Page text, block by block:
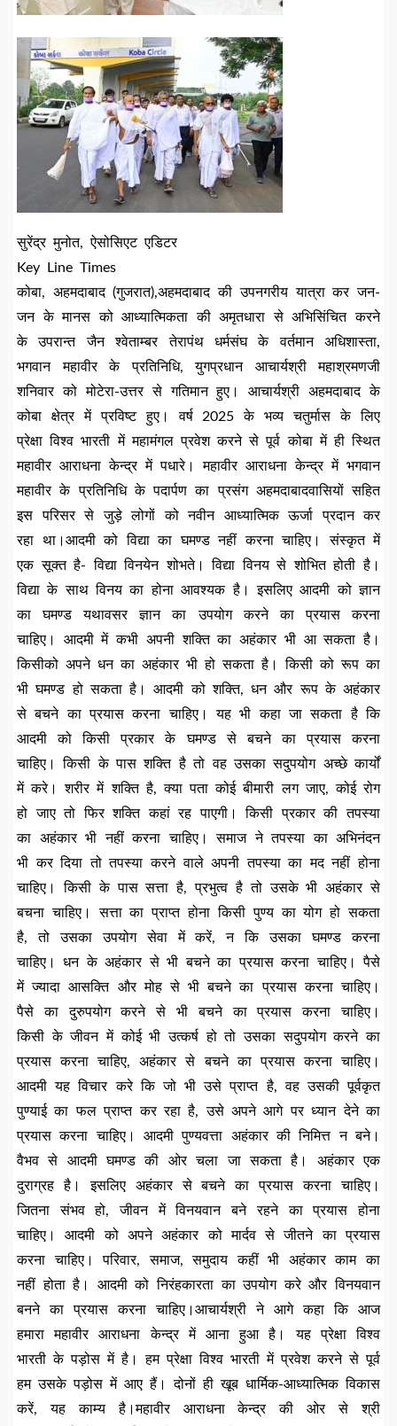
सुरेंद्र मुनोत, ऐसोसिएट एडिटर
Key Line Times
कोबा, अहमदाबाद (गुजरात),अहमदाबाद की उपनगरीय यात्रा कर जन-
जन के मानस को आध्यात्मिकता की अमृतधारा से अभिसिंचित करने
के उपरान्त जैन श्वेताम्बर तेरापंथ धर्मसंघ के वर्तमान अधिशास्ता,
भगवान महावीर के प्रतिनिधि, युगप्रधान आचार्यश्री महाश्रमणजी
शनिवार को मोटेरा-उत्तर से गतिमान हुए। आचार्यश्री अहमदाबाद के
कोबा क्षेत्र में प्रविष्ट हुए। वर्ष 2025 के भव्य चतुर्मास के लिए
प्रेक्षा विश्व भारती में महामंगल प्रवेश करने से पूर्व कोबा में ही स्थित
महावीर आराधना केन्द्र में पधारे। महावीर आराधना केन्द्र में भगवान
महावीर के प्रतिनिधि के पदार्पण का प्रसंग अहमदाबादवासियों सहित
इस परिसर से जुड़े लोगों को नवीन आध्यात्मिक ऊर्जा प्रदान कर
रहा था।आदमी को विद्या का घमण्ड नहीं करना चाहिए। संस्कृत में
एक सूक्त है- विद्या विनयेन शोभते। विद्या विनय से शोभित होती है।
विद्या के साथ विनय का होना आवश्यक है। इसलिए आदमी को ज्ञान
का घमण्ड यथावसर ज्ञान का उपयोग करने का प्रयास करना
चाहिए। आदमी में कभी अपनी शक्ति का अहंकार भी आ सकता है।
किसीको अपने धन का अहंकार भी हो सकता है। किसी को रूप का
भी घमण्ड हो सकता है। आदमी को शक्ति, धन और रूप के अहंकार
से बचने का प्रयास करना चाहिए। यह भी कहा जा सकता है कि
आदमी को किसी प्रकार के घमण्ड से बचने का प्रयास करना
चाहिए। किसी के पास शक्ति है तो वह उसका सदुपयोग अच्छे कार्यों
में करे। शरीर में शक्ति है, क्या पता कोई बीमारी लग जाए, कोई रोग
हो जाए तो फिर शक्ति कहां रह पाएगी। किसी प्रकार की तपस्या
का अहंकार भी नहीं करना चाहिए। समाज ने तपस्या का अभिनंदन
भी कर दिया तो तपस्या करने वाले अपनी तपस्या का मद नहीं होना
चाहिए। किसी के पास सत्ता है, प्रभुत्व है तो उसके भी अहंकार से
बचना चाहिए। सत्ता का प्राप्त होना किसी पुण्य का योग हो सकता
है, तो उसका उपयोग सेवा में करें, न कि उसका घमण्ड करना
चाहिए। धन के अहंकार से भी बचने का प्रयास करना चाहिए। पैसे
में ज्यादा आसक्ति और मोह से भी बचने का प्रयास करना चाहिए।
पैसे का दुरुपयोग करने से भी बचने का प्रयास करना चाहिए।
किसी के जीवन में कोई भी उत्कर्ष हो तो उसका सदुपयोग करने का
प्रयास करना चाहिए, अहंकार से बचने का प्रयास करना चाहिए।
आदमी यह विचार करे कि जो भी उसे प्राप्त है, वह उसकी पूर्वकृत
पुण्याई का फल प्राप्त कर रहा है, उसे अपने आगे पर ध्यान देने का
प्रयास करना चाहिए। आदमी पुण्यवत्ता अहंकार की निमित्त न बने।
वैभव से आदमी घमण्ड की ओर चला जा सकता है। अहंकार एक
दुराग्रह है। इसलिए अहंकार से बचने का प्रयास करना चाहिए।
जितना संभव हो, जीवन में विनयवान बने रहने का प्रयास होना
चाहिए। आदमी को अपने अहंकार को मार्दव से जीतने का प्रयास
करना चाहिए। परिवार, समाज, समुदाय कहीं भी अहंकार काम का
नहीं होता है। आदमी को निरंहकारता का उपयोग करे और विनयवान
बनने का प्रयास करना चाहिए।आचार्यश्री ने आगे कहा कि आज
हमारा महावीर आराधना केन्द्र में आना हुआ है। यह प्रेक्षा विश्व
भारती के पड़ोस में है। हम प्रेक्षा विश्व भारती में प्रवेश करने से पूर्व
हम उसके पड़ोस में आए हैं। दोनों ही खूब धार्मिक-आध्यात्मिक विकास
करें, यह काम्य है।महावीर आराधना केन्द्र की ओर से श्री